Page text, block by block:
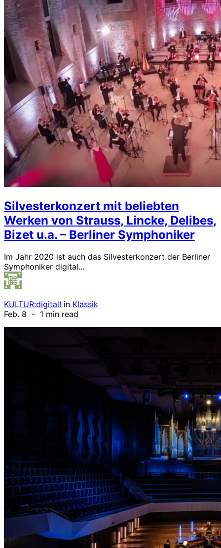
Silvesterkonzert mit beliebten
Werken von Strauss, Lincke, Delibes,
Bizet u.a. – Berliner Symphoniker
Im Jahr 2020 ist auch das Silvesterkonzert der Berliner
Symphoniker digital...
KULTUR:digital! in Klassik
Feb. 8 - 1 min read